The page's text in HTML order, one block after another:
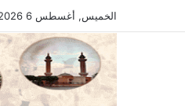
الخميس, أغسطس 6 2026